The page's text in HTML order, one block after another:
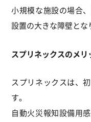
小規模な施設の場合
設置の大きな障壁とな
スプリネックスのメリ
スプリネックスは、
す。
自動火災報知設備用